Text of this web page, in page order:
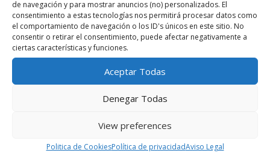
de navegación y para mostrar anuncios (no) personalizados. El
consentimiento a estas tecnologías nos permitirá procesar datos como
el comportamiento de navegación o los ID's únicos en este sitio. No
consentir o retirar el consentimiento, puede afectar negativamente a
ciertas características y funciones.
Aceptar Todas
Denegar Todas
View preferences
Politica de CookiesPolítica de privacidadAviso Legal
Krakeneye es un pequeño precio a pagar por la
¡Mantente atento para añadir esta miniatura de resina